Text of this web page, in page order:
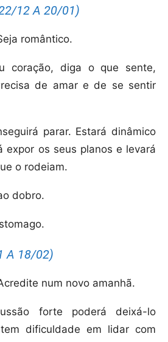
12 A 20/01)
romântico.
coração, diga o que sente,
de amar e de se sentir
parar. Estará dinâmico
expor os seus planos e levará
o rodeiam.
dobro.
A 18/02)
num novo amanhã.
forte poderá deixá-lo
dificuldade em lidar com